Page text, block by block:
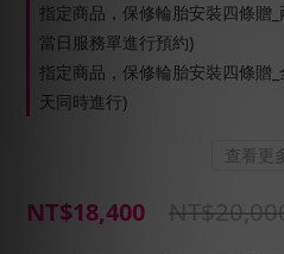
指定商品，保修輪胎安裝四條贈
當日服務單進行預約)
指定商品，保修輪胎安裝四條贈
天同時進行)
查看更
NT$18,400